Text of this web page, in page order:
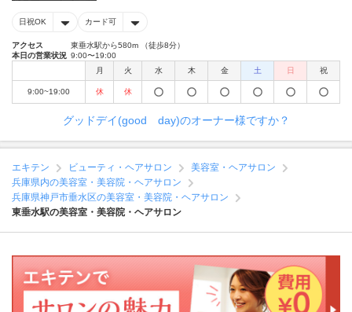
日祝OK カード可
アクセス
東垂水駅から580m （徒歩8分）
本日の営業状況 9:00〜19:00
月
火 水 木 金 土 日 祝
9:00~19:00 休 休
グッドデイ(good day)のオーナー様ですか？
エキテン ビューティ・ヘアサロン
美容室・ヘアサロン
兵庫県内の美容室・美容院・ヘアサロン
兵庫県神戸市垂水区の美容室・美容院・ヘアサロン
東垂水駅の美容室・美容院・ヘアサロン